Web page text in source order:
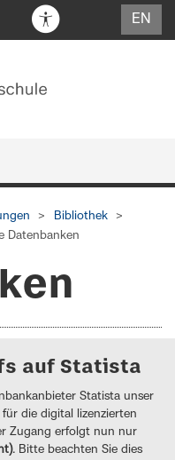
EN
Bibliothek
Datenbanken
auf Statista
Statista unser
die digital lizenzierten
Zugang erfolgt nun nur
. Bitte beachten Sie dies